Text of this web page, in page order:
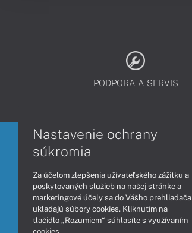
PODPORA A SERVIS
Nastavenie ochrany
súkromia
Za účelom zlepšenia užívateľského zážitku a
poskytovaných služieb na našej stránke a
marketingové účely sa do Vášho prehliadača
ukladajú súbory cookies. Kliknutím na
tlačidlo „Rozumiem“ súhlasíte s využívaním